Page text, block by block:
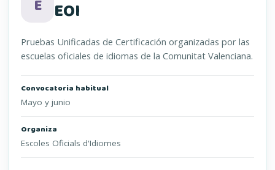
E EOI
Pruebas Unificadas de Certificación organizadas por las
escuelas oficiales de idiomas de la Comunitat Valenciana.
Convocatoria habitual
Mayo y junio
Organiza
Escoles Oficials d'Idiomes